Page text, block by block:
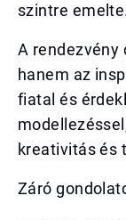
szintre
A rendezvény
hanem az
fiatal és
kreativitás és
Záró